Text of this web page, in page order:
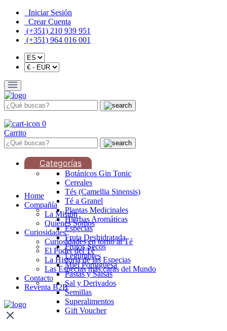
Iniciar Sesión
Crear Cuenta
(+351) 210 939 951
(+351) 964 016 001
0
Carrito
Categorías
Botánicos Gin Tonic
Cereales
Tés (Camellia Sinensis)
Té a Granel
Plantas Medicinales
Hierbas Aromáticas
Especias
Fruta Deshidratada
Frutos Secos
Legumbres
Miel Portuguesa
Pastas y Salsas
Sal y Derivados
Semillas
Superalimentos
Gift Voucher
Home
Compañía
La Misión
Quiénes Somos
Curiosidades
Curiosidades en torno al Té
El Poder del Té
La Historia de las Especias
Las Especias más caras del Mundo
Contacto
Reventa B2B